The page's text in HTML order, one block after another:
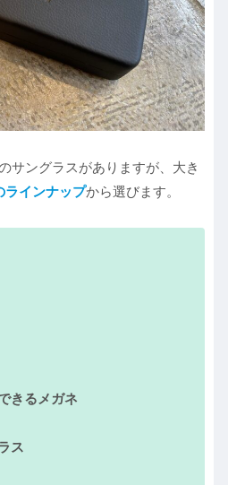
サングラスがありますが、大き
ラインナップから選びます。
きるメガネ
ス